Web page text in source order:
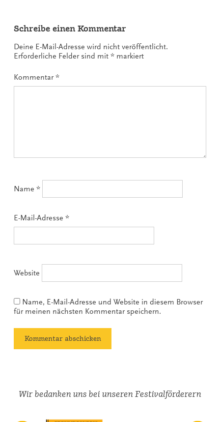
Schreibe einen Kommentar
Deine E-Mail-Adresse wird nicht veröffentlicht.
Erforderliche Felder sind mit * markiert
Kommentar*
Name *
E-Mail-Adresse *
Website
Name, E-Mail-Adresse und Website in diesem Browser
für meinen nächsten Kommentar speichern.
Wir bedanken uns bei unseren Festivalförderern